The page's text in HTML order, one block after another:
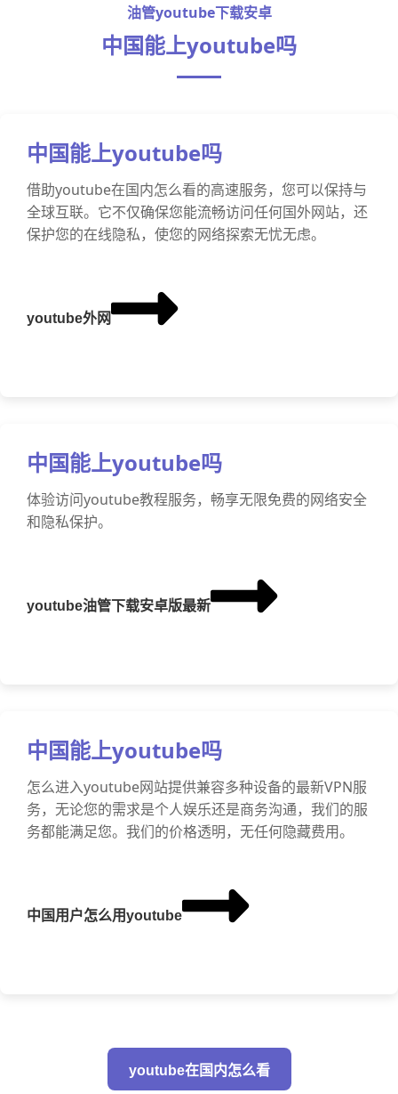
油管youtube下载安卓
中国能上youtube吗
中国能上youtube吗
借助youtube在国内怎么看的高速服务，您可以保持与
全球互联。它不仅确保您能流畅访问任何国外网站，还
保护您的在线隐私，使您的网络探索无忧无虑。
youtube外网
中国能上youtube吗
体验访问youtube教程服务，畅享无限免费的网络安全
和隐私保护。
youtube油管下载安卓版最新
中国能上youtube吗
怎么进入youtube网站提供兼容多种设备的最新VPN服
务，无论您的需求是个人娱乐还是商务沟通，我们的服
务都能满足您。我们的价格透明，无任何隐藏费用。
中国用户怎么用youtube
youtube在国内怎么看